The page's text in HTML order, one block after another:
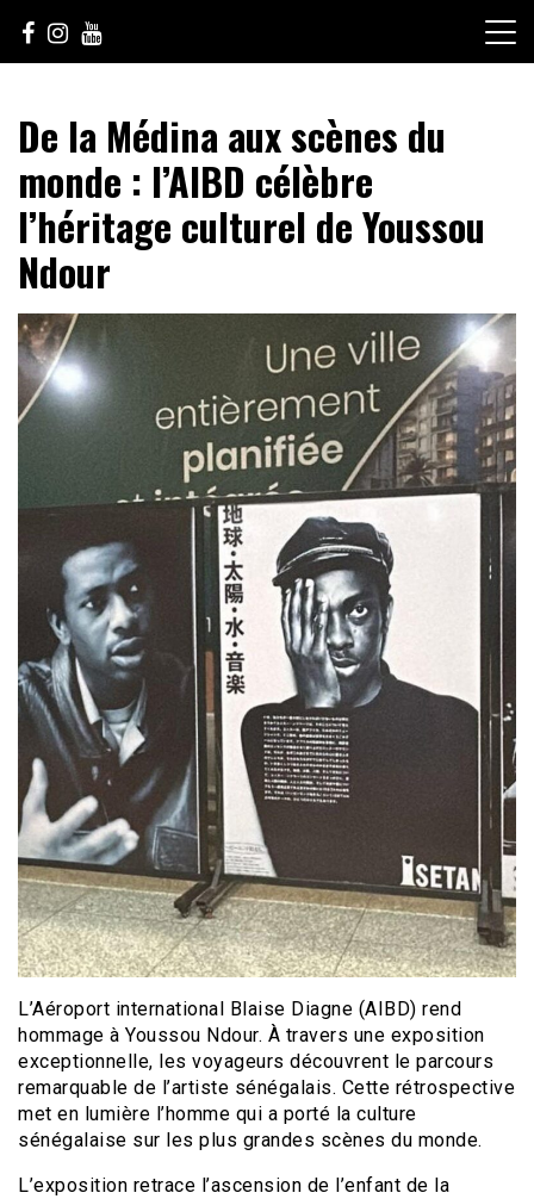
content
sunuculture
De la Médina aux scènes du
monde : l’AIBD célèbre
l’héritage culturel de Youssou
Ndour
L’Aéroport international Blaise Diagne (AIBD) rend
hommage à Youssou Ndour. À travers une exposition
exceptionnelle, les voyageurs découvrent le parcours
remarquable de l’artiste sénégalais. Cette rétrospective
met en lumière l’homme qui a porté la culture
sénégalaise sur les plus grandes scènes du monde.
L’exposition retrace l’ascension de l’enfant de la